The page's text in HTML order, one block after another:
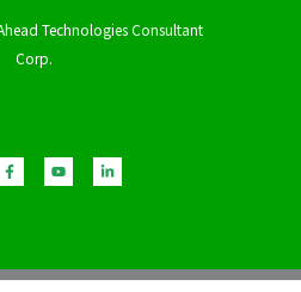
Technologies Consultant
Corp.
a
c
e
f
o
u
t
i
n
k
i
n